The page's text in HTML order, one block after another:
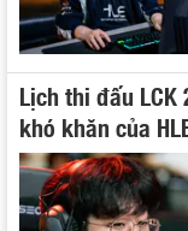
Lịch thi đấu
khó khăn của